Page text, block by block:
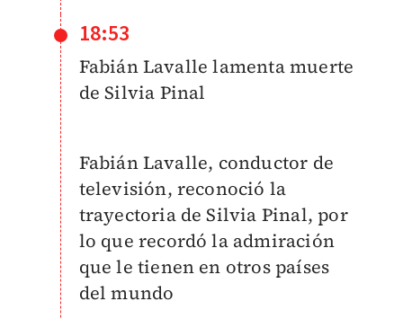
18:53
Fabián Lavalle lamenta muerte
de Silvia Pinal
Fabián Lavalle, conductor de
televisión, reconoció la
trayectoria de Silvia Pinal, por
lo que recordó la admiración
que le tienen en otros países
del mundo